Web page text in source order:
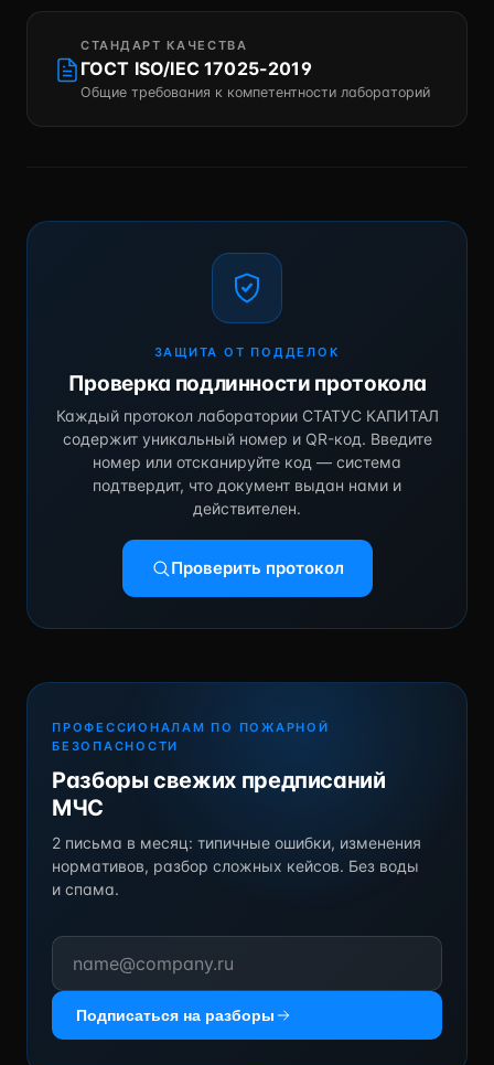
СТАНДАРТ КАЧЕСТВА
ГОСТ ISO/IEC 17025-2019
Общие требования к компетентности лабораторий
ЗАЩИТА ОТ ПОДДЕЛОК
Проверка подлинности протокола
Каждый протокол лаборатории СТАТУС КАПИТАЛ
содержит уникальный номер и QR-код. Введите
номер или отсканируйте код — система
подтвердит, что документ выдан нами и
действителен.
Проверить протокол
ПРОФЕССИОНАЛАМ ПО ПОЖАРНОЙ
БЕЗОПАСНОСТИ
Разборы свежих предписаний
МЧС
2 письма в месяц: типичные ошибки, изменения
нормативов, разбор сложных кейсов. Без воды
и спама.
Подписаться на разборы